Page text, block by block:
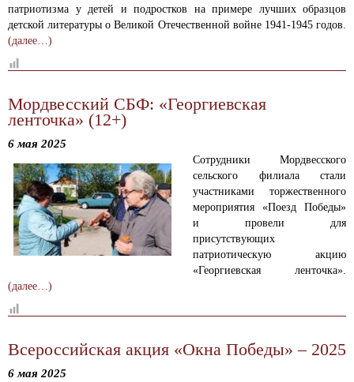
патриотизма у детей и подростков на примере лучших образцов
детской литературы о Великой Отечественной войне 1941-1945 годов.
(далее…)
Мордвесский СБФ: «Георгиевская
ленточка» (12+)
6 мая 2025
Сотрудники Мордвесского
сельского филиала стали
участниками торжественного
мероприятия «Поезд Победы»
и провели для
присутствующих
патриотическую акцию
«Георгиевская ленточка».
(далее…)
Всероссийская акция «Окна Победы» – 2025
6 мая 2025